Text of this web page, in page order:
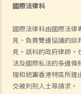
國際法律科
國際法律科由國際法律
見、負責雙邊協議的
見。該科的政府律師
法及國際私法的多邊條
理和統籌香港特區所提
交被判刑人士等請求。